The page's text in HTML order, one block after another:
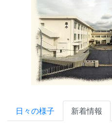
日々の様子 新着情報